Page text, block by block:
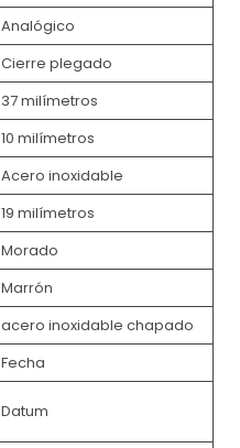
Analógico
Cierre plegado
37 milímetros
10 milímetros
Acero inoxidable
19 milímetros
Morado
Marrón
acero inoxidable chapado
Fecha
Datum